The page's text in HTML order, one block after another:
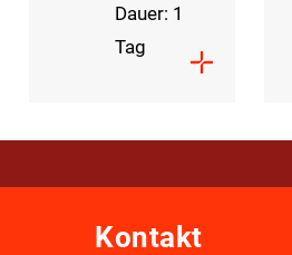
Dauer: 1
Tag
Kontakt